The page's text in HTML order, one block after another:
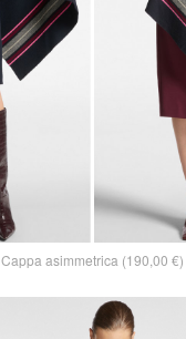
Cappa asimmetrica (190,00 €)